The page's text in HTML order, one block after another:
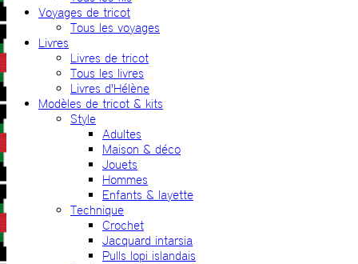
Voyages de tricot
Tous les voyages
Livres
Livres de tricot
Tous les livres
Livres d'Hélène
Modèles de tricot & kits
Style
Adultes
Maison & déco
Jouets
Hommes
Enfants & layette
Technique
Crochet
Jacquard intarsia
Pulls lopi islandais